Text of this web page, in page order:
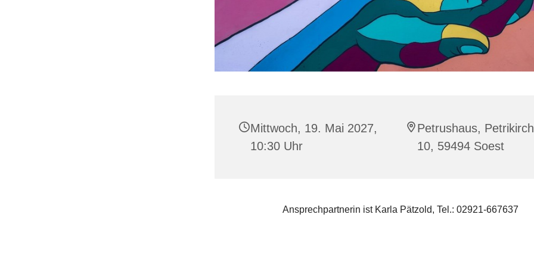
Mittwoch, 19. Mai 2027,
10:30 Uhr
Petrushaus,
10, 59494 Soest
Ansprechpartnerin ist Karla Pätzold, Tel.: 02921-667637